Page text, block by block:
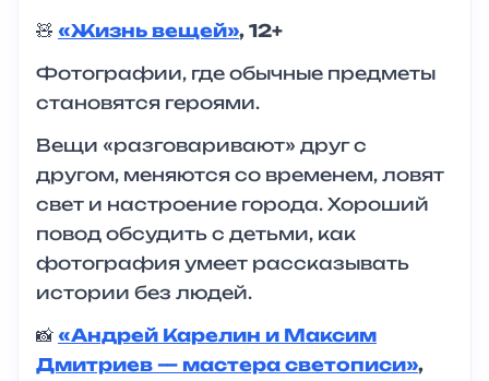
🧸 «Жизнь вещей», 12+
Фотографии, где обычные предметы
становятся героями.
Вещи «разговаривают» друг с
другом, меняются со временем, ловят
свет и настроение города. Хороший
повод обсудить с детьми, как
фотография умеет рассказывать
истории без людей.
📸 «Андрей Карелин и Максим
Дмитриев — мастера светописи»,